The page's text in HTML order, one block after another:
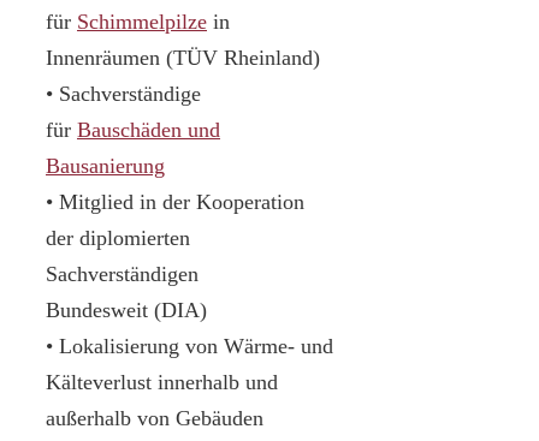
für Schimmelpilze in
Innenräumen (TÜV Rheinland)
• Sachverständige
für Bauschäden und
Bausanierung
• Mitglied in der Kooperation
der diplomierten
Sachverständigen
Bundesweit (DIA)
• Lokalisierung von Wärme- und
Kälteverlust innerhalb und
außerhalb von Gebäuden